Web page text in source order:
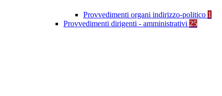
Provvedimenti organi indirizzo-politico 1
Provvedimenti dirigenti - amministrativi 25